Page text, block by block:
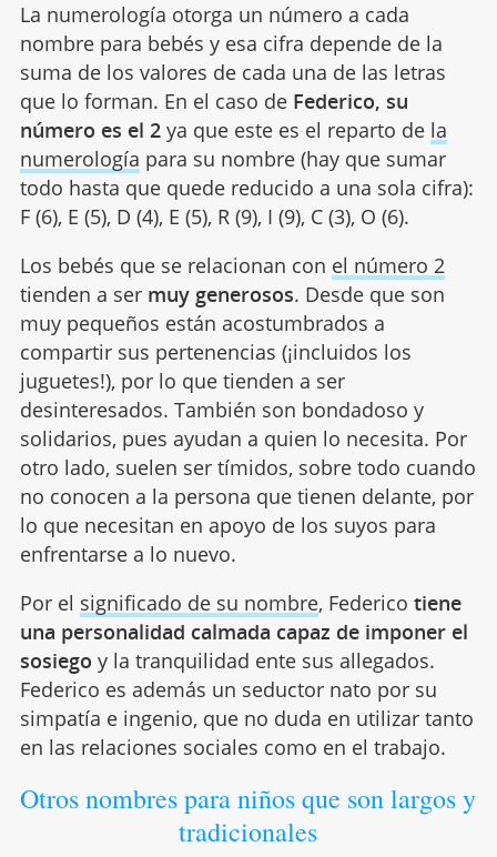
La numerología otorga un número a cada
nombre para bebés y esa cifra depende de la
suma de los valores de cada una de las letras
que lo forman. En el caso de Federico, su
número es el 2ya que este es el reparto de la
numerología para su nombre (hay que sumar
todo hasta que quede reducido a una sola cifra):
F (6), E (5), D (4), E (5), R (9), I (9), C (3), O (6).
Los bebés que se relacionan con el número 2
tienden a ser muy generosos. Desde que son
muy pequeños están acostumbrados a
compartir sus pertenencias (¡incluidos los
juguetes!), por lo que tienden a ser
desinteresados. También son bondadoso y
solidarios, pues ayudan a quien lo necesita. Por
otro lado, suelen ser tímidos, sobre todo cuando
no conocen a la persona que tienen delante, por
lo que necesitan en apoyo de los suyos para
enfrentarse a lo nuevo.
Por el significado de su nombre, Federico tiene
una personalidad calmada capaz de imponer el
sosiego y la tranquilidad ente sus allegados.
Federico es además un seductor nato por su
simpatía e ingenio, que no duda en utilizar tanto
en las relaciones sociales como en el trabajo.
Otros nombres para niños que son largos y
tradicionales